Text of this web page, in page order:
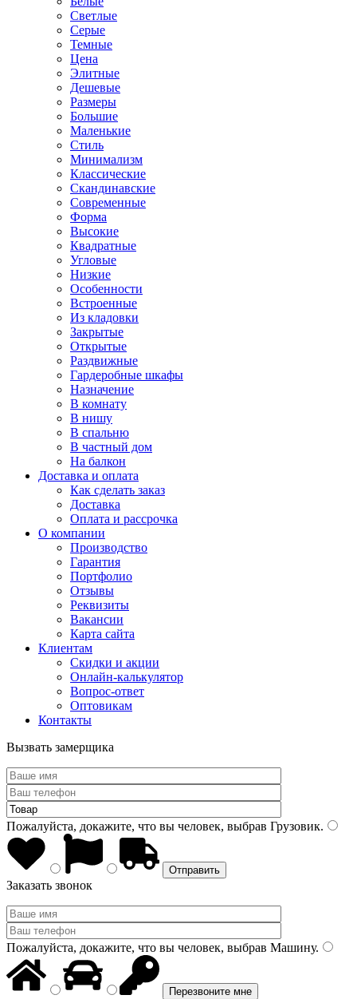
Светлые
Серые
Темные
Цена
Элитные
Дешевые
Размеры
Большие
Маленькие
Стиль
Минимализм
Классические
Скандинавские
Современные
Форма
Высокие
Квадратные
Угловые
Низкие
Особенности
Встроенные
Из кладовки
Закрытые
Открытые
Раздвижные
Гардеробные шкафы
Назначение
В комнату
В нишу
В спальню
В частный дом
На балкон
Доставка и оплата
Как сделать заказ
Доставка
Оплата и рассрочка
О компании
Производство
Гарантия
Портфолио
Отзывы
Реквизиты
Вакансии
Карта сайта
Клиентам
Скидки и акции
Онлайн-калькулятор
Вопрос-ответ
Оптовикам
Контакты
Вызвать замерщика
Пожалуйста, докажите, что вы человек, выбрав Грузовик.
Заказать звонок
Пожалуйста, докажите, что вы человек, выбрав Машину.